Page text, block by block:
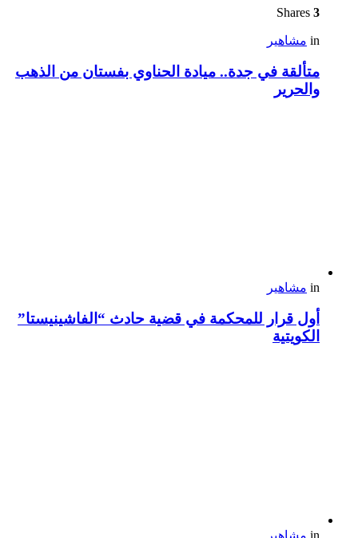
3
in مشاهير
متألقة في جدة.. ميادة الحناوي بفستان من الذهب
والحرير
in مشاهير
أول قرار للمحكمة في قضية حادث “الفاشينيستا”
الكويتية
in مشاهير